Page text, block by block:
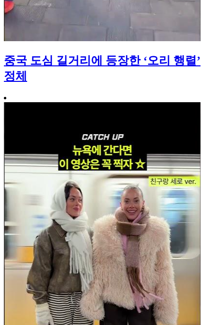
중국 도심 길거리에 등장한 ‘오리 행렬’
정체